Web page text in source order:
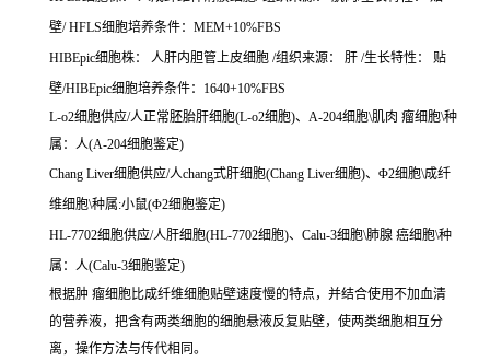
壁/ HFLS细胞培养条件：MEM+10%FBS
HIBEpic细胞株： 人肝内胆管上皮细胞 /组织来源： 肝 /生长特性： 贴
壁/HIBEpic细胞培养条件：1640+10%FBS
L-o2细胞供应/人正常胚胎肝细胞(L-o2细胞)、A-204细胞\肌肉 瘤细胞\种
属：人(A-204细胞鉴定)
Chang Liver细胞供应/人chang式肝细胞(Chang Liver细胞)、Φ2细胞\成纤
维细胞\种属:小鼠(Φ2细胞鉴定)
HL-7702细胞供应/人肝细胞(HL-7702细胞)、Calu-3细胞\肺腺 癌细胞\种
属：人(Calu-3细胞鉴定)
根据肿 瘤细胞比成纤维细胞贴壁速度慢的特点，并结合使用不加血清
的营养液，把含有两类细胞的细胞悬液反复贴壁，使两类细胞相互分
离，操作方法与传代相同。